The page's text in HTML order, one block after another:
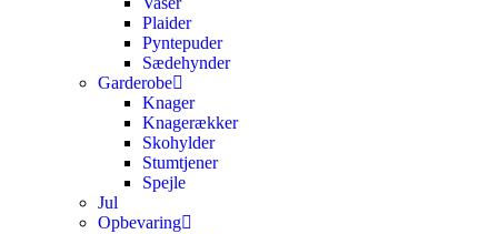
Plaider
Pyntepuder
Sædehynder
Garderobe
Knager
Knagerækker
Skohylder
Stumtjener
Spejle
Jul
Opbevaring